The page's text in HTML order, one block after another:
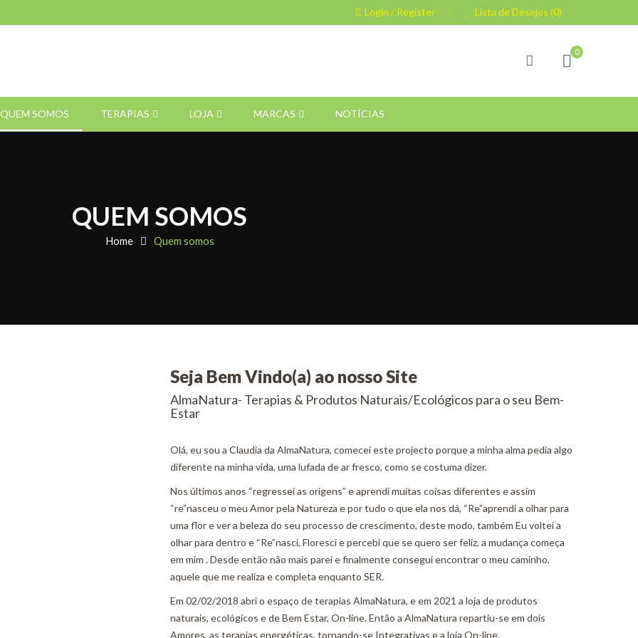
Login / Register Lista de Desejos (0)
0
QUEM SOMOS TERAPIAS LOJA MARCAS NOTÍCIAS
QUEM SOMOS
Home Quem somos
Seja Bem Vindo(a) ao nosso Site
AlmaNatura- Terapias & Produtos Naturais/Ecológicos para o seu Bem-
Estar
Olá, eu sou a Claudia da AlmaNatura, comecei este projecto porque a minha alma pedia algo
diferente na minha vida, uma lufada de ar fresco, como se costuma dizer.
Nos últimos anos “regressei as origens” e aprendi muitas coisas diferentes e assim
“re”nasceu o meu Amor pela Natureza e por tudo o que ela nos dá, “Re”aprendi a olhar para
uma flor e ver a beleza do seu processo de crescimento, deste modo, também Eu voltei a
olhar para dentro e “Re”nasci, Floresci e percebi que se quero ser feliz, a mudança começa
em mim . Desde então não mais parei e finalmente consegui encontrar o meu caminho,
aquele que me realiza e completa enquanto SER.
Em 02/02/2018 abri o espaço de terapias AlmaNatura, e em 2021 a loja de produtos
naturais, ecológicos e de Bem Estar, On-line. Então a AlmaNatura repartiu-se em dois
Amores, as terapias energéticas, tornando-se Integrativas e a loja On-line.